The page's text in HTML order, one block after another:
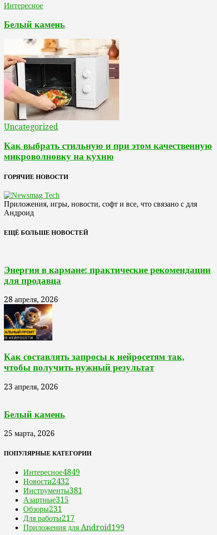
Интересное
Белый камень
Uncategorized
Как выбрать стильную и при этом качественную
микроволновку на кухню
ГОРЯЧИЕ НОВОСТИ
Приложения, игры, новости, софт и все, что связано с для
Андроид
ЕЩЁ БОЛЬШЕ НОВОСТЕЙ
Энергия в кармане: практические рекомендации
для продавца
28 апреля, 2026
Как составлять запросы к нейросетям так,
чтобы получить нужный результат
23 апреля, 2026
Белый камень
25 марта, 2026
ПОПУЛЯРНЫЕ КАТЕГОРИИ
Интересное4849
Новости2432
Инструменты381
Азартные315
Обзоры231
Для работы217
Приложения для Android199